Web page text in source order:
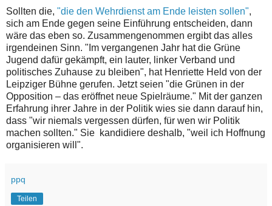
Sollten die, "die den Wehrdienst am Ende leisten sollen",
sich am Ende gegen seine Einführung entscheiden, dann
wäre das eben so. Zusammengenommen ergibt das alles
irgendeinen Sinn. "Im vergangenen Jahr hat die Grüne
Jugend dafür gekämpft, ein lauter, linker Verband und
politisches Zuhause zu bleiben", hat Henriette Held von der
Leipziger Bühne gerufen. Jetzt seien "die Grünen in der
Opposition – das eröffnet neue Spielräume." Mit der ganzen
Erfahrung ihrer Jahre in der Politik wies sie dann darauf hin,
dass "wir niemals vergessen dürfen, für wen wir Politik
machen sollten." Sie kandidiere deshalb, "weil ich Hoffnung
organisieren will".
ppq
Teilen